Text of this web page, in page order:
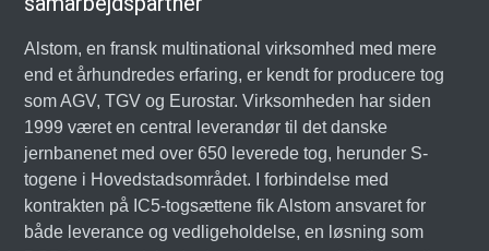
Alstom, en fransk multinational virksomhed med mere
end et århundredes erfaring, er kendt for producere tog
som AGV, TGV og Eurostar. Virksomheden har siden
1999 været en central leverandør til det danske
jernbanenet med over 650 leverede tog, herunder S-
togene i Hovedstadsområdet. I forbindelse med
kontrakten på IC5-togsættene fik Alstom ansvaret for
både leverance og vedligeholdelse, en løsning som